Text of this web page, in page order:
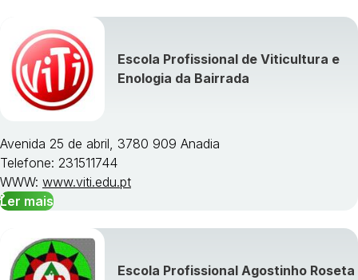
Escola Profissional de Viticultura e
Enologia da Bairrada
Avenida 25 de abril, 3780 909 Anadia
Telefone: 231511744
WWW: www.viti.edu.pt
Ler mais
Escola Profissional Agostinho Roseta